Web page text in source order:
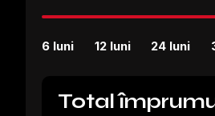
6 luni 12 luni 24 luni
Total